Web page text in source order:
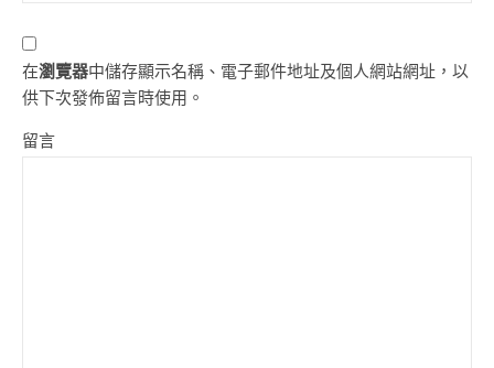
在瀏覽器中儲存顯示名稱、電子郵件地址及個人網站網址，以
供下次發佈留言時使用。
留言